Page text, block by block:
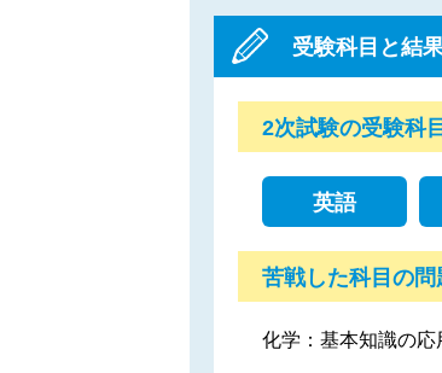
受験科目と結
2次試験の受験科目
英語
苦戦した科目の問
化学：基本知識の応